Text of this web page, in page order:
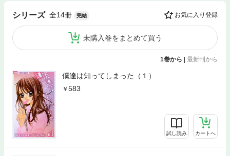
シリーズ 全14冊 完結 お気に入り登録
未購入巻をまとめて買う
1巻から 最新刊から
僕達は知ってしまった（１）
583
試し読み カートへ